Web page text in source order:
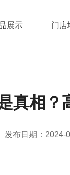
展示 门店
真相？
发布日期：2024-